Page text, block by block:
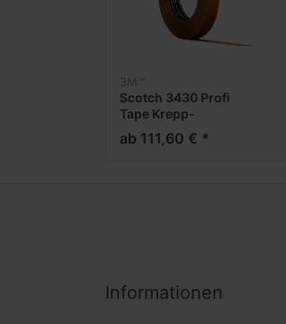
3M™
Scotch 3430 Profi
Tape Krepp-
Klebeband
ab 111,60 € *
Informationen